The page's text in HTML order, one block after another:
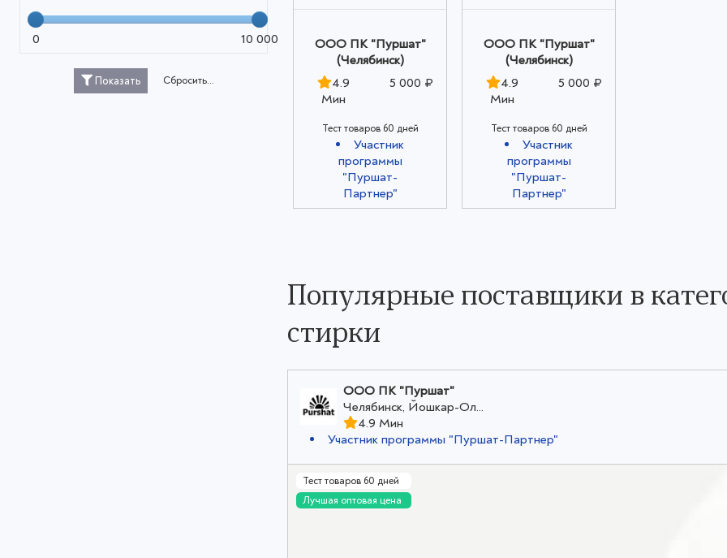
0 10 000
Показать Сбросить...
ООО ПК "Пуршат"
(Челябинск)
4.9
Мин
5 000 ₽
Тест товаров 60 дней
Участник
программы
"Пуршат-
Партнер"
ООО ПК "Пуршат"
(Челябинск)
4.9
Мин
5 000 ₽
Тест товаров 60 дней
Участник
программы
"Пуршат-
Партнер"
Популярные поставщики в
стирки
ООО ПК "Пуршат"
Челябинск, Йошкар-Ол...
4.9 Мин
Участник программы "Пуршат-Партнер"
Тест товаров 60 дней
Лучшая оптовая цена